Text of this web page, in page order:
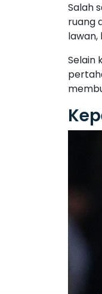
Salah
ruang
lawan,
Selain